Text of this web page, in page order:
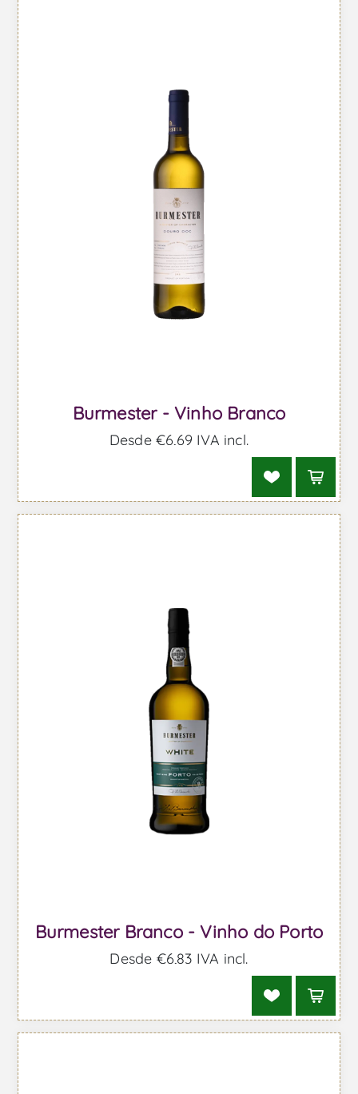
Burmester - Vinho Branco
Desde €6,69 IVA incl.
Burmester Branco - Vinho do Porto
Desde €6,83 IVA incl.